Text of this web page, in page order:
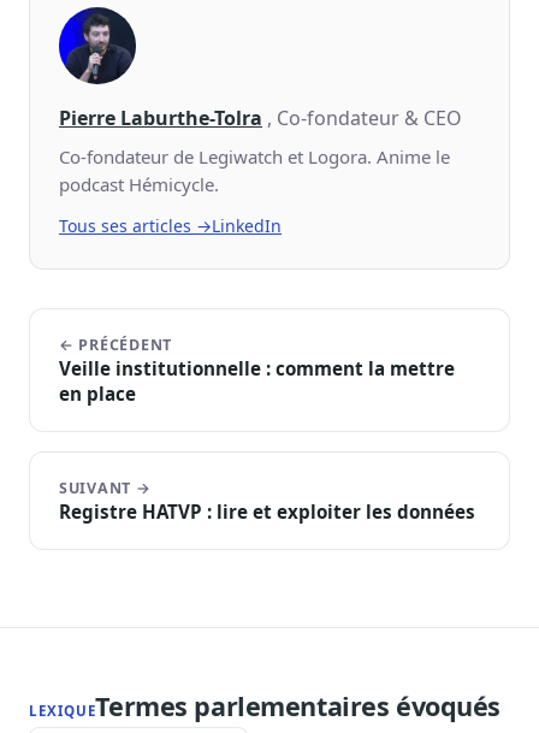
Pierre Laburthe-Tolra , Co-fondateur & CEO
Co-fondateur de Legiwatch et Logora. Anime le
podcast Hémicycle.
Tous ses articles →LinkedIn
← PRÉCÉDENT
Veille institutionnelle : comment la mettre
en place
SUIVANT →
Registre HATVP : lire et exploiter les données
LEXIQUETermes parlementaires évoqués